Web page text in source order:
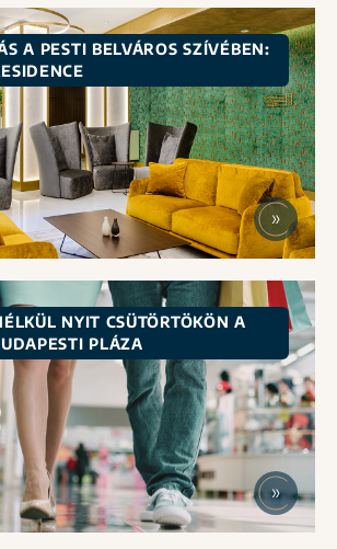
A PESTI BELVÁROS SZÍVÉBEN:
NYIT CSÜTÖRTÖKÖN A
PLÁZA